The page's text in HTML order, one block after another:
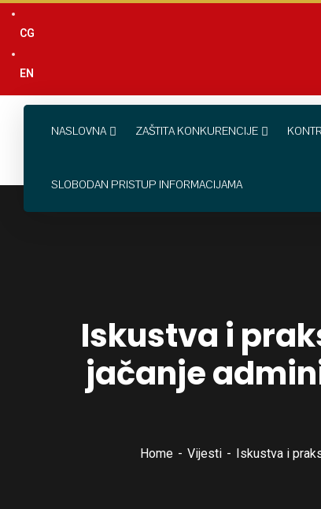
content
CG
EN
NASLOVNA ZAŠTITA KONKURENCIJE
SLOBODAN PRISTUP INFORMACIJAMA
Iskustva i
jačanje
Home Vijesti Iskustva i